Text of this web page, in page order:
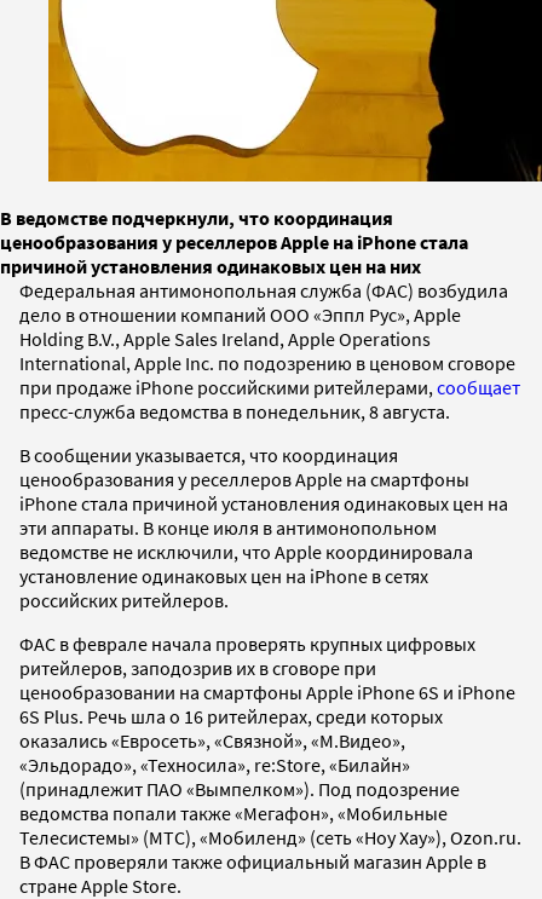
В ведомстве подчеркнули, что координация
ценообразования у реселлеров Apple на iPhone стала
причиной установления одинаковых цен на них
Федеральная антимонопольная служба (ФАС) возбудила
дело в отношении компаний ООО «Эппл Рус», Apple
Holding B.V., Apple Sales Ireland, Apple Operations
International, Apple Inc. по подозрению в ценовом сговоре
при продаже iPhone российскими ритейлерами, сообщает
пресс-служба ведомства в понедельник, 8 августа.
В сообщении указывается, что координация
ценообразования у реселлеров Apple на смартфоны
iPhone стала причиной установления одинаковых цен на
эти аппараты. В конце июля в антимонопольном
ведомстве не исключили, что Apple координировала
установление одинаковых цен на iPhone в сетях
российских ритейлеров.
ФАС в феврале начала проверять крупных цифровых
ритейлеров, заподозрив их в сговоре при
ценообразовании на смартфоны Apple iPhone 6S и iPhone
6S Plus. Речь шла о 16 ритейлерах, среди которых
оказались «Евросеть», «Связной», «М.Видео»,
«Эльдорадо», «Техносила», re:Store, «Билайн»
(принадлежит ПАО «Вымпелком»). Под подозрение
ведомства попали также «Мегафон», «Мобильные
Телесистемы» (МТС), «Мобиленд» (сеть «Ноу Хау»), Ozon.ru.
В ФАС проверяли также официальный магазин Apple в
стране Apple Store.